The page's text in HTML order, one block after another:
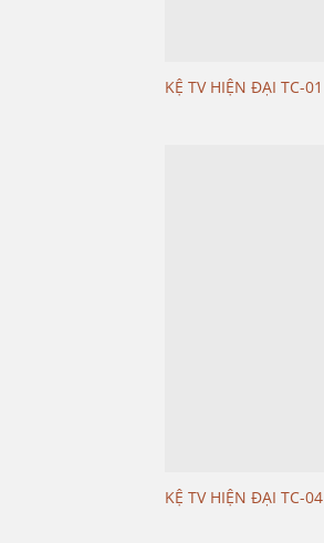
KỆ TV HIỆN ĐẠI TC-01
KỆ TV HIỆN ĐẠI TC-04